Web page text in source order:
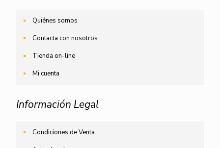
Quiénes somos
Contacta con nosotros
Tienda on-line
Mi cuenta
Información Legal
Condiciones de Venta